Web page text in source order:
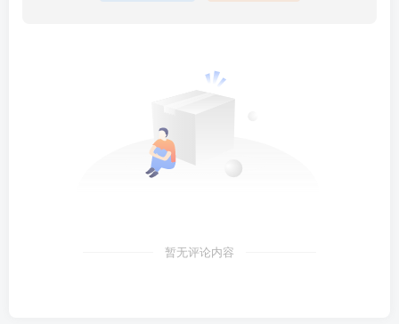
暂无评论内容